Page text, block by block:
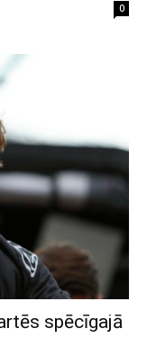
0
spēcīgajā